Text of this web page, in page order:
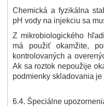
Chemická a fyzikálna
pH vody na injekciu sa
Z mikrobiologického
má použiť okamžite,
kontrolovaných a
Ak sa roztok nepoužije
podmienky skladovania
6.4. Špeciálne